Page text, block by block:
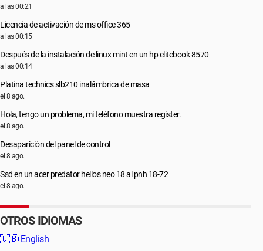
a las 00:21
Licencia de activación de ms office 365
a las 00:15
Después de la instalación de linux mint en un hp elitebook 8570
a las 00:14
Platina technics slb210 inalámbrica de masa
el 8 ago.
Hola, tengo un problema, mi teléfono muestra register.
el 8 ago.
Desaparición del panel de control
el 8 ago.
Ssd en un acer predator helios neo 18 ai pnh 18-72
el 8 ago.
OTROS IDIOMAS
🇬🇧 English